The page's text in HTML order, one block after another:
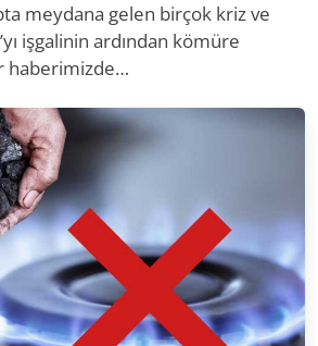
meydana gelen birçok kriz ve
işgalinin ardından kömüre
haberimizde…